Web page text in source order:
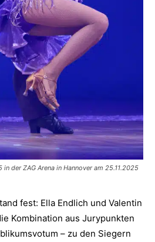
in der ZAG Arena in Hannover am 25.11.2025
fest: Ella Endlich und Valentin
Kombination aus Jurypunkten
– zu den Siegern